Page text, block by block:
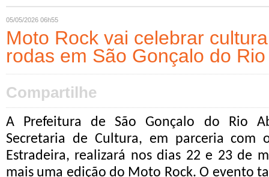
05/05/2026 06h55
Moto Rock vai celebrar
rodas em São Gonçalo do
Compartilhe
A Prefeitura de São Gonçalo do Rio
Secretaria de Cultura, em parceria com
Estradeira, realizará nos dias 22 e 23 de
mais uma edição do Moto Rock. O evento